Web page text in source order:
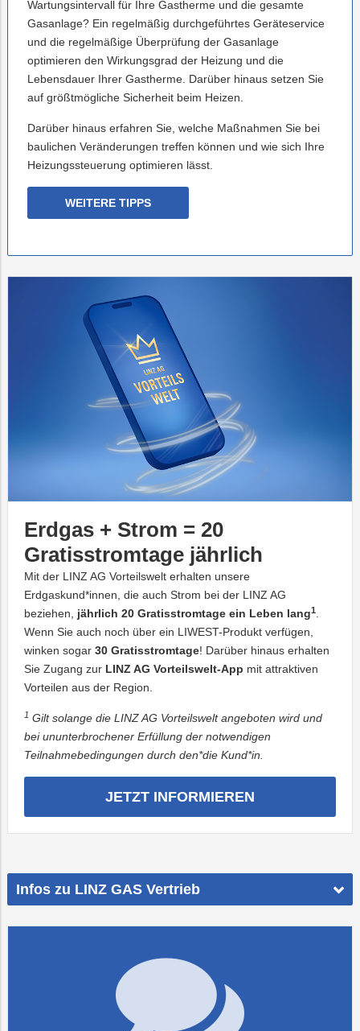
Wartungsintervall für Ihre Gastherme und die gesamte
Gasanlage? Ein regelmäßig durchgeführtes Geräteservice
und die regelmäßige Überprüfung der Gasanlage
optimieren den Wirkungsgrad der Heizung und die
Lebensdauer Ihrer Gastherme. Darüber hinaus setzen Sie
auf größtmögliche Sicherheit beim Heizen.
Darüber hinaus erfahren Sie, welche Maßnahmen Sie bei
baulichen Veränderungen treffen können und wie sich Ihre
Heizungssteuerung optimieren lässt.
WEITERE TIPPS
Erdgas + Strom = 20
Gratisstromtage jährlich
Mit der LINZ AG Vorteilswelt erhalten unsere
Erdgaskund*innen, die auch Strom bei der LINZ AG
beziehen, jährlich 20 Gratisstromtage ein Leben lang1
Wenn Sie auch noch über ein LIWEST-Produkt verfügen,
winken sogar 30 Gratisstromtage! Darüber hinaus erhalten
Sie Zugang zur LINZ AG Vorteilswelt-App mit attraktiven
Vorteilen aus der Region.
1 Gilt solange die LINZ AG Vorteilswelt angeboten wird und
bei ununterbrochener Erfüllung der notwendigen
Teilnahmebedingungen durch den*die Kund*in.
JETZT INFORMIEREN
Infos zu LINZ GAS Vertrieb